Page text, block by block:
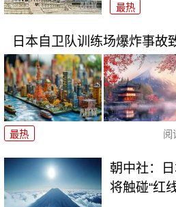
最热
日本自卫队训练场爆炸事故
最热 阅
朝中社：
将触碰“红